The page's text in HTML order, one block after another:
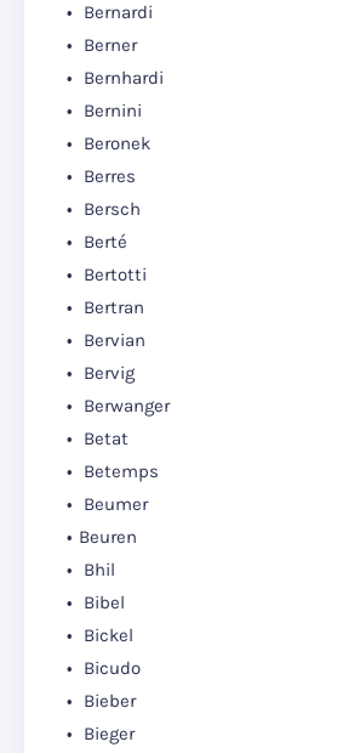
Bernardi
Berner
Bernhardi
Bernini
Beronek
Berres
Bersch
Berté
Bertotti
Bertran
Bervian
Bervig
Berwanger
Betat
Betemps
Beumer
Beuren
Bhil
Bibel
Bickel
Bicudo
Bieber
Bieger